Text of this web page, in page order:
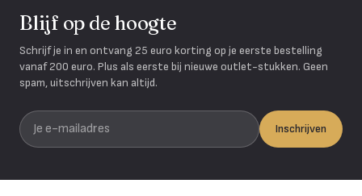
Blijf op de hoogte
Schrijf je in en ontvang 25 euro korting op je eerste bestelling
vanaf 200 euro. Plus als eerste bij nieuwe outlet-stukken. Geen
spam, uitschrijven kan altijd.
Je e-mailadres
Inschrijven